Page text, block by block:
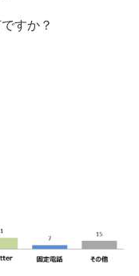
すか？